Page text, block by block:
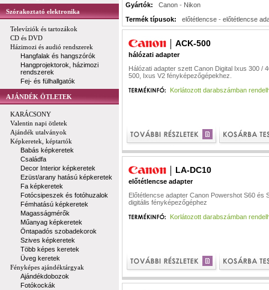
Szórakoztató elektronika
Televíziók és tartozákok
CD és DVD
Házimozi és audió rendszerek
Hangfalak és hangszórók
Hangprojektorok, házimozi
rendszerek
Fej- és fülhallgatók
AJÁNDÉK ÖTLETEK
KARÁCSONY
Valentin napi ötletek
Ajándék utalványok
Képkeretek, képtartók
Babás képkeretek
Családfa
Decor Interior képkeretek
Ezüst/arany hatású képkeretek
Fa képkeretek
Fotócsipeszek és fotóhuzalok
Fémhatású képkeretek
Magasságmérők
Műanyag képkeretek
Öntapadós szobadekorok
Szives képkeretek
Több képes keretek
Üveg keretek
Fényképes ajándéktárgyak
Ajándékdobozok
Fotókockák
Gyártók:
Canon - Nikon
Termék típusok:
előtétlencse - előtétlencse
ACK-500
hálózati adapter
Hálózati adapter szett Canon Digital Ixus 300 /
500, Ixus V2 fényképezőgépekhez.
Korlátozott darabszámban
LA-DC10
előtétlencse adapter
Előtétlencse adapter Canon Powershot S60 és
digitális fényképezőgéphez
Korlátozott darabszámban